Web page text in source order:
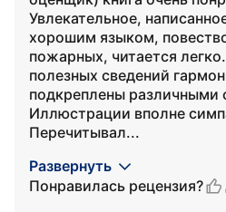
Увлекательное,
хорошим языком,
пожарных, читается
полезных сведений
подкреплены различными
Иллюстрации вполне
Перечитывал...
Развернуть
Понравилась рецензия?